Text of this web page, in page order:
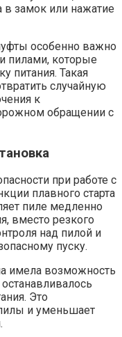
в замок или нажатие
особенно важно
пилами, которые
питания. Такая
случайную
к
обращении с
при работе с
плавного старта
пиле медленно
вместо резкого
над пилой и
пуску.
имела возможность
Это
и уменьшает